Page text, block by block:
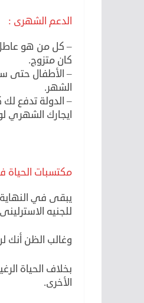
الدعم الشهرى :
كان متزوج.
الشهر.
ايجارك الشهري
مكتسبات الحياة
يبقى في النهاية
للجنيه
وغالب الظن أنك
بخلاف الحياة
الأخرى.